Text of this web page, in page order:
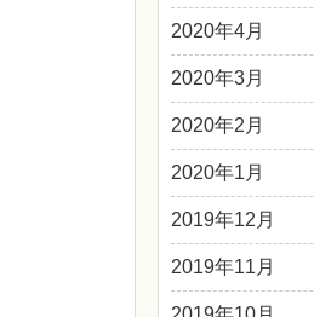
2020年4月
2020年3月
2020年2月
2020年1月
2019年12月
2019年11月